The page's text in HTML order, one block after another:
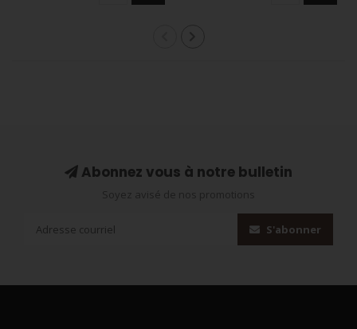
Abonnez vous à notre bulletin
S'abonner